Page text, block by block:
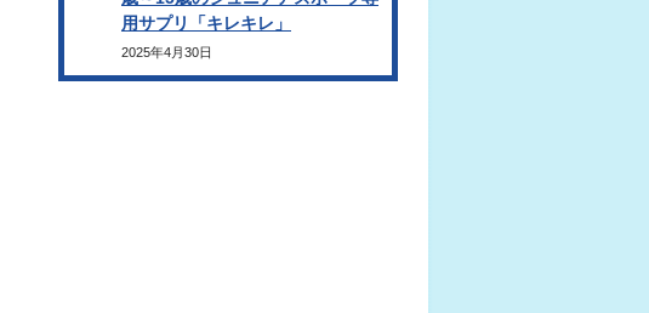
用サプリ「キレキレ」
2025年4月30日